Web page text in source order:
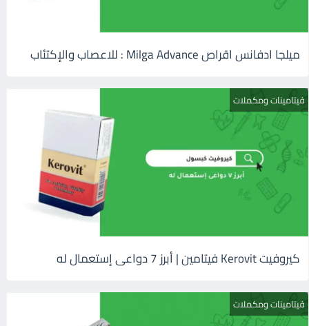
ميلجا ادفانس اقراص Milga Advance : للاعصاب والإكتئاب
فيتامينات ومكملات
كيروفيت Kerovit فيتامين | أبرز 7 دواعى إستعمال له
فيتامينات ومكملات